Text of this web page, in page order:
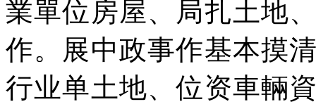
業單位房屋、局扎土地
作。展中政事作基本摸
行业单土地、位资車輛